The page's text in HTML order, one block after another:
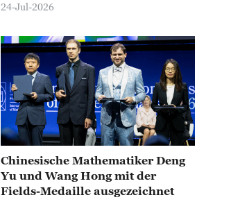
24-Jul-2026
Chinesische Mathematiker Deng
Yu und Wang Hong mit der
Fields-Medaille ausgezeichnet